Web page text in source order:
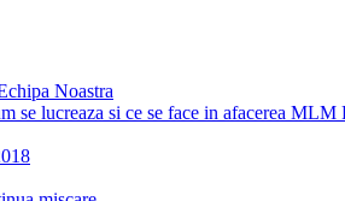
Noastra
se lucreaza si ce se face in afacerea MLM